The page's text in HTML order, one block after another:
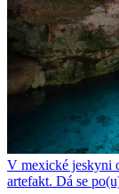
V mexické jeskyni
artefakt. Dá se